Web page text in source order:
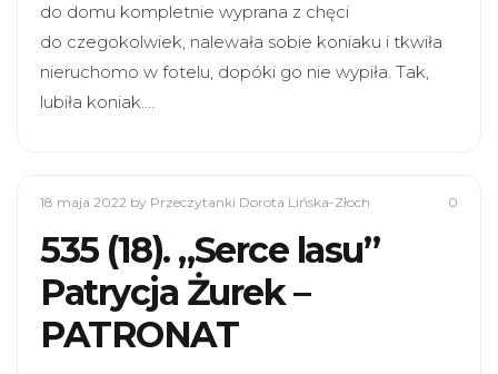
do domu kompletnie wyprana z chęci
do czegokolwiek, nalewała sobie koniaku i tkwiła
nieruchomo w fotelu, dopóki go nie wypiła. Tak,
lubiła koniak.…
18 maja 2022 by Przeczytanki Dorota Lińska-Złoch 0
535 (18). „Serce lasu”
Patrycja Żurek –
PATRONAT